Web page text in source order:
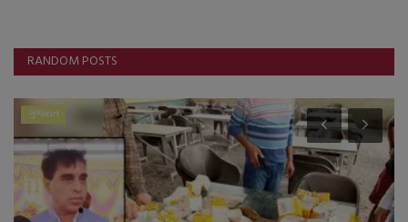
RANDOM POSTS
ગુજરાત